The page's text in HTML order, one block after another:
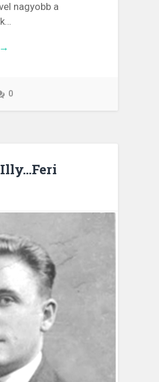
nagyobb a
0
Illy…Feri